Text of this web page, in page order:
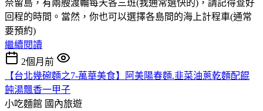
奈留島，有兩艘渡輪每天各三班(我通常選快的)，請記得查好
回程的時間。當然，你也可以選擇各島間的海上計程車(通常
要預約)
繼續閱讀
2個月前
【台北幾碗麵之7-萬華美食】阿美陽春麵.韭菜油蔥乾麵配餛
飩湯飄香一甲子
小吃麵館 國內旅遊